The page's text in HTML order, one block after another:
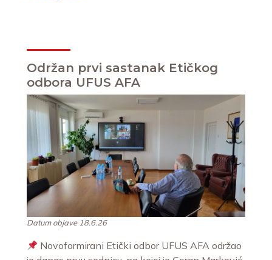
Održan prvi sastanak Etičkog
odbora UFUS AFA
Datum objave 18.6.26
Novoformirani Etički odbor UFUS AFA održao